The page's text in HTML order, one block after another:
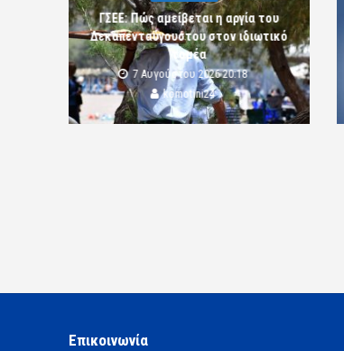
ΓΣΕΕ: Πώς αμείβεται η αργία του
Δεκαπενταύγουστου στον ιδιωτικό
τομέα
7 Αυγούστου 2026 20:18
komotini24
Επικοινωνία